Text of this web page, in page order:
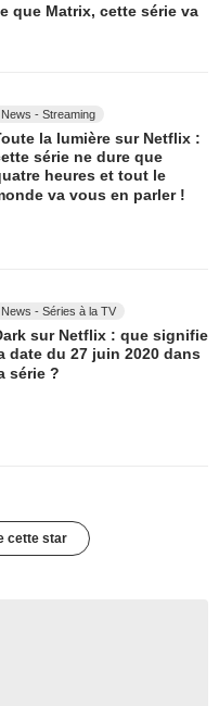
que Matrix, cette série va
News - Streaming
la lumière sur Netflix :
série ne dure que
heures et tout le
va vous en parler !
News - Séries à la TV
sur Netflix : que signifie
date du 27 juin 2020 dans
série ?
cette star